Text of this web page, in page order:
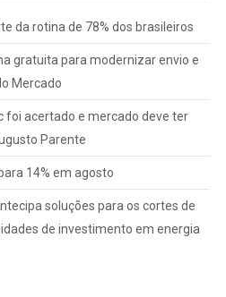
da rotina de 78% dos brasileiros
gratuita para modernizar envio e
Mercado
foi acertado e mercado deve ter
Parente
14% em agosto
soluções para os cortes de
de investimento em energia